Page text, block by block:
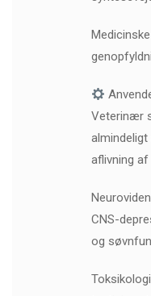
Veterinær
aflivning
CNS-
og